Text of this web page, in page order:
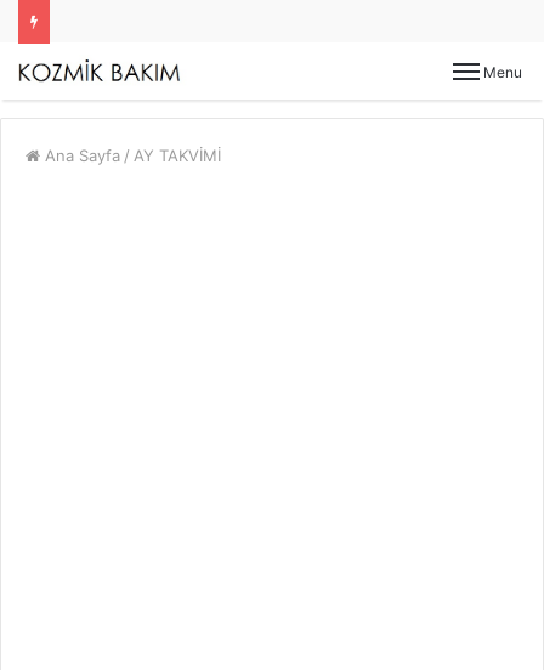
Menu
Ana Sayfa / AY TAKVİMİ